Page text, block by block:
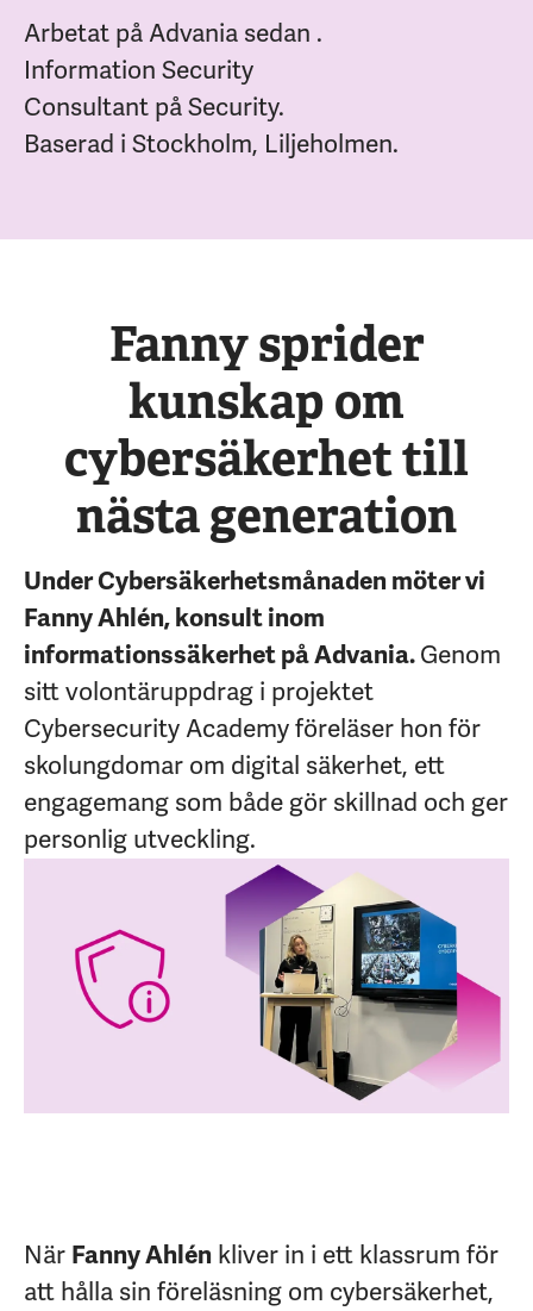
Arbetat på Advania sedan .
Information Security
Consultant på Security.
Baserad i Stockholm, Liljeholmen.
Fanny sprider
kunskap om
cybersäkerhet till
nästa generation
Under Cybersäkerhetsmånaden möter vi
Fanny Ahlén, konsult inom
informationssäkerhet på Advania.Genom
sitt volontäruppdrag i projektet
Cybersecurity Academy föreläser hon för
skolungdomar om digital säkerhet, ett
engagemang som både gör skillnad och ger
personlig utveckling.
När Fanny Ahlén kliver in i ett klassrum för
att hålla sin föreläsning om cybersäkerhet,